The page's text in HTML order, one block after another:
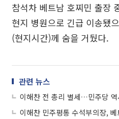
참석차 베트남 호찌민 출장
현지 병원으로 긴급 이송됐
(현지시간)께 숨을 거뒀다.
관련 뉴스
이해찬 전 총리 별세…민주당
이해찬 민주평통 수석부의장,